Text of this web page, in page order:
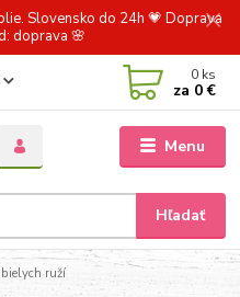
Slovensko do 24h 💗 Doprava
doprava 🌸
Menu
Hľadať
0 ks
za 0 €
ruží